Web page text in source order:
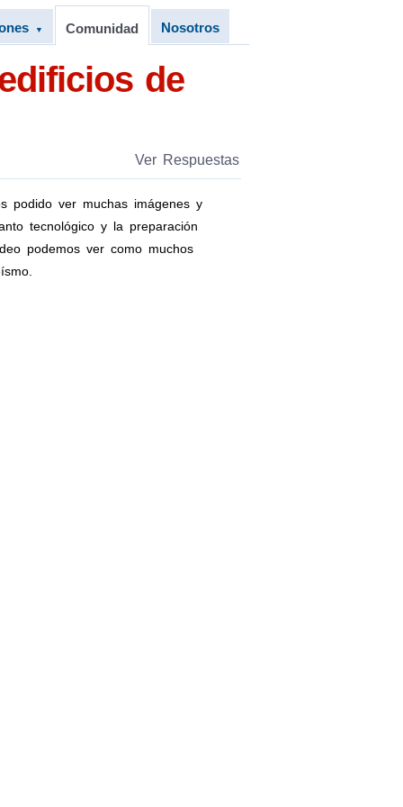
▼ Comunidad Nosotros
de
Ver Respuestas
podido ver muchas imágenes y
tecnológico y la preparación
podemos ver como muchos